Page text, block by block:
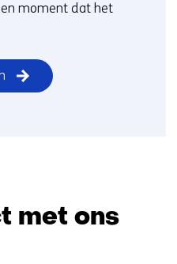
moment dat het
met ons